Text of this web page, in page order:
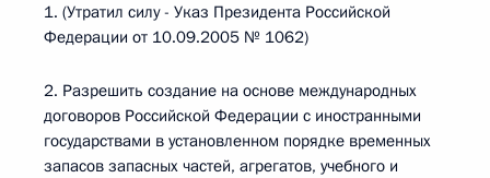
1. (Утратил силу - Указ Президента Российской
Федерации от 10.09.2005 № 1062)
2. Разрешить создание на основе международных
договоров Российской Федерации с иностранными
государствами в установленном порядке временных
запасов запасных частей, агрегатов, учебного и